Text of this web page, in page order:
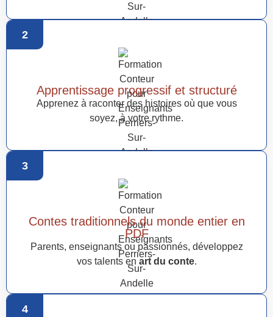
2
Apprentissage progressif et structuré
Apprenez à raconter des histoires où que vous
soyez, à votre rythme.
3
Contes traditionnels du monde entier en
PDF
Parents, enseignants ou passionnés, développez
vos talents en art du conte.
4